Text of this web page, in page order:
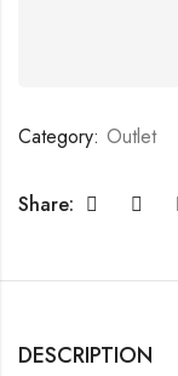
Category: Outlet
Share:
DESCRIPTION